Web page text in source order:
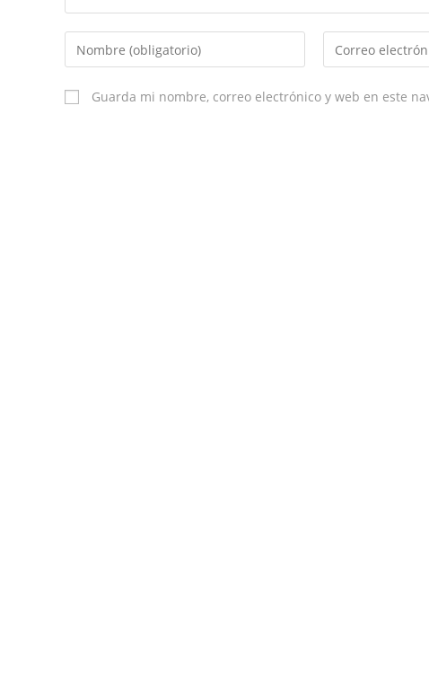
Enter
your
name
or
Enter
your
Guarda mi nombre, correo electrónico y web en este